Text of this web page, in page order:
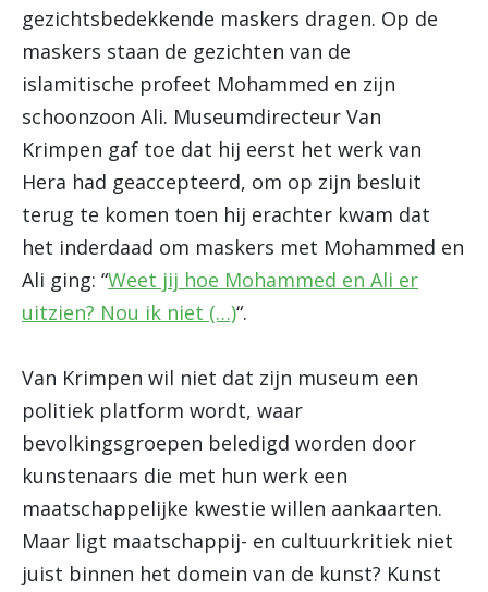
gezichtsbedekkende maskers dragen. Op de
maskers staan de gezichten van de
islamitische profeet Mohammed en zijn
schoonzoon Ali. Museumdirecteur Van
Krimpen gaf toe dat hij eerst het werk van
Hera had geaccepteerd, om op zijn besluit
terug te komen toen hij erachter kwam dat
het inderdaad om maskers met Mohammed en
Ali ging: “Weet jij hoe Mohammed en Ali er
uitzien? Nou ik niet (…)“.
Van Krimpen wil niet dat zijn museum een
politiek platform wordt, waar
bevolkingsgroepen beledigd worden door
kunstenaars die met hun werk een
maatschappelijke kwestie willen aankaarten.
Maar ligt maatschappij- en cultuurkritiek niet
juist binnen het domein van de kunst? Kunst